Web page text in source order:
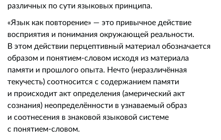
различных по сути языковых принципа.
«Язык как повторение» — это привычное действие
восприятия и понимания окружающей реальности.
В этом действии перцептивный материал обозначается
образом и понятием-словом исходя из материала
памяти и прошлого опыта. Нечто (неразличённая
текучесть) соотносится с содержанием памяти
и происходит акт определения (амерический акт
сознания) неопределённости в узнаваемый образ
и соотнесения в знаковой языковой системе
с понятием-словом.